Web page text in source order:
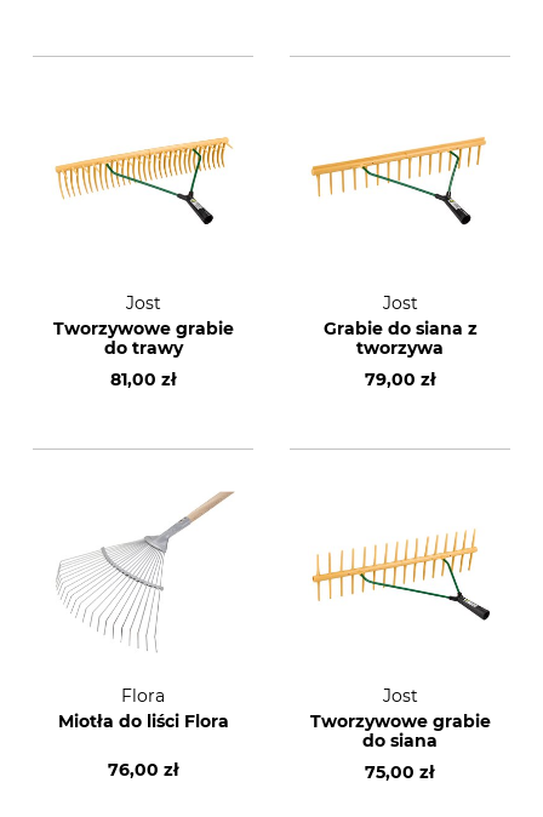
Jost
Tworzywowe grabie
do trawy
81,00 zł
Jost
Grabie do siana z
tworzywa
79,00 zł
Flora
Miotła do liści Flora
76,00 zł
Jost
Tworzywowe grabie
do siana
75,00 zł